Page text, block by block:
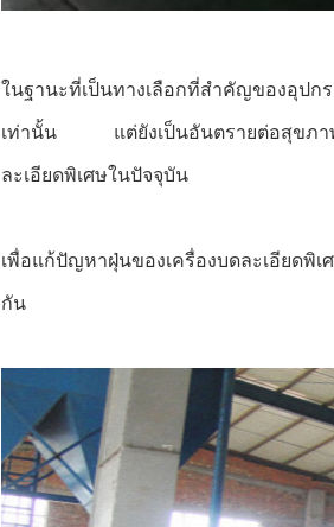
ในฐานะที่เป็นทางเลือกที่สำคัญของอุป
เท่านั้น แต่ยังเป็นอันตรายต่อสุขภาพข
ละเอียดพิเศษในปัจจุบัน
เพื่อแก้ปัญหาฝุ่นของเครื่องบดละเอียดพิเ
กัน